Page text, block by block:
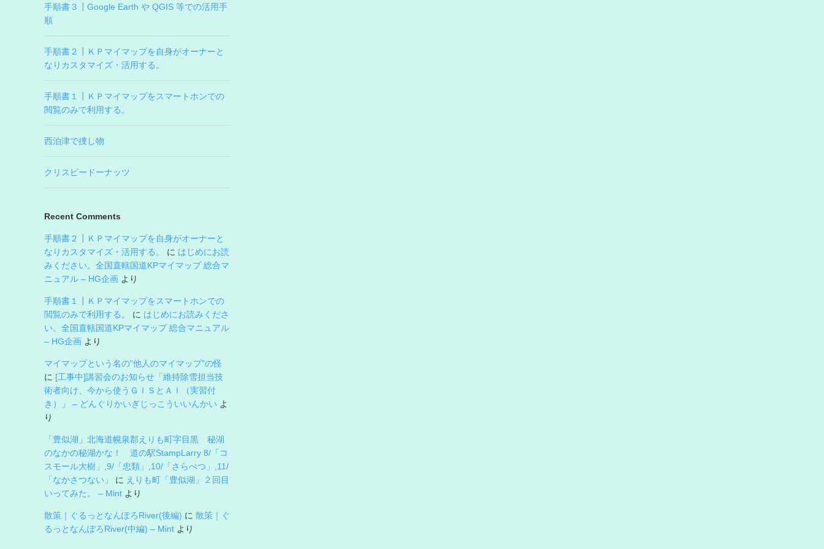
手順書３┃Google Earth や QGIS 等での活用手
順
手順書２┃ＫＰマイマップを自身がオーナーと
なりカスタマイズ・活用する。
手順書１┃ＫＰマイマップをスマートホンでの
閲覧のみで利用する。
西泊津で捜し物
クリスピードーナッツ
Recent Comments
手順書２┃ＫＰマイマップを自身がオーナーと
なりカスタマイズ・活用する。
に はじめにお読
みください。全国直轄国道KPマイマップ 総合マ
ニュアル – HG企画 より
手順書１┃ＫＰマイマップをスマートホンでの
閲覧のみで利用する。
に はじめにお読みくださ
い。全国直轄国道KPマイマップ 総合マニュアル
– HG企画 より
マイマップという名の”他人のマイマップ”の怪
に [工事中]講習会のお知らせ「維持除雪担当技
術者向け、今から使うＧＩＳとＡＩ（実習付
き）」 – どんぐりかいぎじっこういいんかい よ
り
「豊似湖」北海道幌泉郡えりも町字目黒 秘湖
のなかの秘湖かな！ 道の駅StampLarry 8/「コ
スモール大樹」,9/「忠類」,10/「さらべつ」,11/
「なかさつない」
に えりも町「豊似湖」２回目
いってみた。 – Mint より
散策｜ぐるっとなんぽろRiver(後編) に 散策｜ぐ
るっとなんぽろRiver(中編) – Mint より